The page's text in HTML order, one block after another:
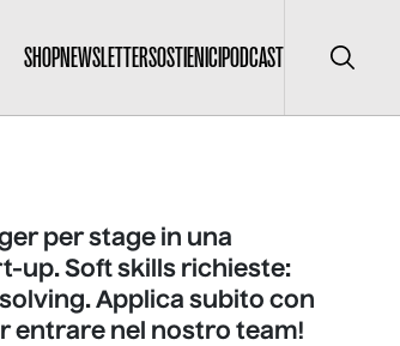
SHOPNEWSLETTERSOSTIENICIPODCAST Cerca
per stage in una
up. Soft skills richieste:
Applica subito con
entrare nel nostro team!